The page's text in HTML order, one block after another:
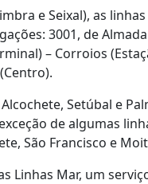
e Seixal), as
3001, de
– Corroios
Setúbal e
de algumas
São Francisco e
Linhas Mar, um